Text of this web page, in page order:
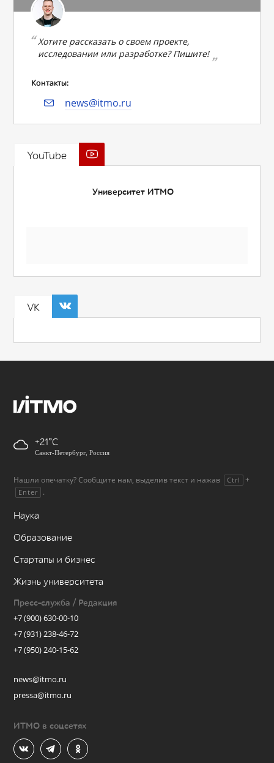
Хотите рассказать о своем проекте,
исследовании или разработке? Пишите!
Контакты:
news@itmo.ru
YouTube
Университет ИТМО
VK
+21
Санкт-Петербург, Россия
Нашли опечатку? Сообщите нам, выделив текст и нажав Ctrl +
Enter .
Наука
Образование
Стартапы и бизнес
Жизнь университета
Пресс-служба / Редакция
+7 (900) 630-00-10
+7 (931) 238-46-72
+7 (950) 240-15-62
news@itmo.ru
pressa@itmo.ru
ИТМО в соцсетях